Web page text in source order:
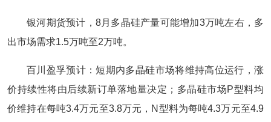
银河期货预计，8月多晶硅产量可能增加3万吨左右，多
出市场需求1.5万吨至2万吨。
百川盈孚预计：短期内多晶硅市场将维持高位运行，涨
价持续性将由后续新订单落地量决定；多晶硅市场P型料均
价维持在每吨3.4万元至3.8万元，N型料为每吨4.3万元至4.9